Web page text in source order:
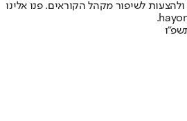
לשיפור מקהל הקוראים. פנו אלינו